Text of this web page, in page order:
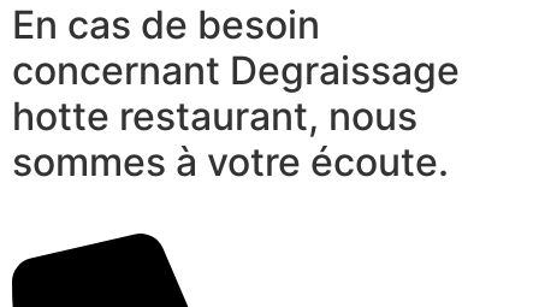
En cas de besoin
concernant Degraissage
hotte restaurant, nous
sommes à votre écoute.